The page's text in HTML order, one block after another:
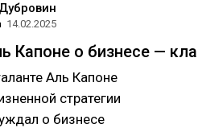
14.02.2025
Капоне о бизнесе —
Аль Капоне
стратегии
о бизнесе